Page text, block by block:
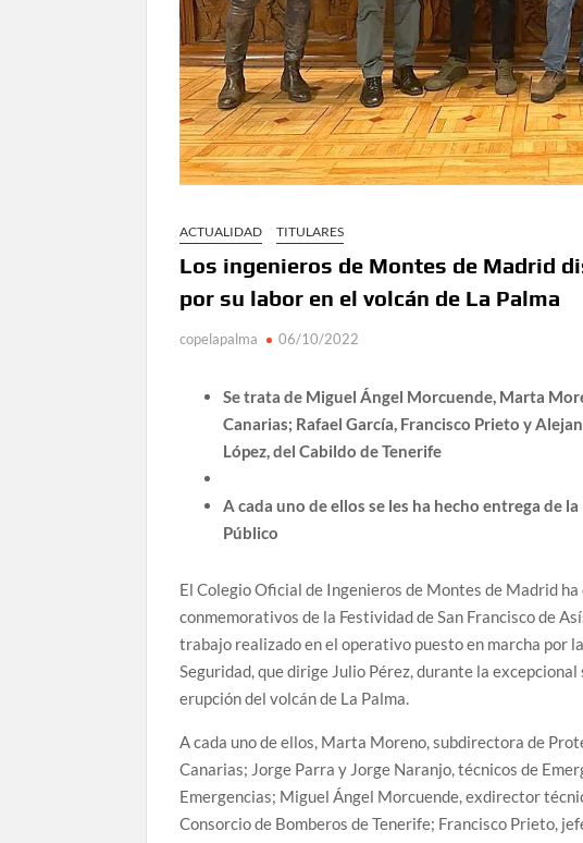
ACTUALIDAD TITULARES
Los ingenieros de Montes de Madrid
por su labor en el volcán de La Palma
copelapalma 06/10/2022
Se trata de Miguel Ángel Morcuende, Marta
Canarias; Rafael García, Francisco Prieto y
López, del Cabildo de Tenerife
A cada uno de ellos se les ha hecho entrega de
Público
El Colegio Oficial de Ingenieros de Montes de Madrid
conmemorativos de la Festividad de San Francisco de
trabajo realizado en el operativo puesto en marcha por
Seguridad, que dirige Julio Pérez, durante la
erupción del volcán de La Palma.
A cada uno de ellos, Marta Moreno, subdirectora de
Canarias; Jorge Parra y Jorge Naranjo, técnicos de
Emergencias; Miguel Ángel Morcuende, exdirector
Consorcio de Bomberos de Tenerife; Francisco Prieto,